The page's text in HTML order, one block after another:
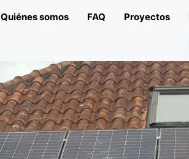
Quiénes somos FAQ Proyectos